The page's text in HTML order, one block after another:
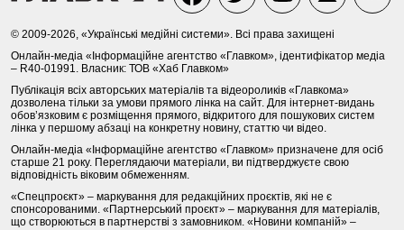
© 2009-2026, «Українські медійні системи». Всі права захищені
Онлайн-медіа «Інформаційне агентство «Главком», ідентифікатор медіа
– R40-01991. Власник: ТОВ «Хаб Главком»
Публікація всіх авторських матеріалів та відеороликів «Главкома»
дозволена тільки за умови прямого лінка на сайт. Для інтернет-видань
обов’язковим є розміщення прямого, відкритого для пошукових систем
лінка у першому абзаці на конкретну новину, статтю чи відео.
Онлайн-медіа «Інформаційне агентство «Главком» призначене для осіб
старше 21 року. Переглядаючи матеріали, ви підтверджуєте свою
відповідність віковим обмеженням.
«Спецпроєкт» – маркування для редакційних проєктів, які не є
спонсорованими. «Партнерський проєкт» – маркування для матеріалів,
що створюються в партнерстві з замовником. «Новини компаній» –